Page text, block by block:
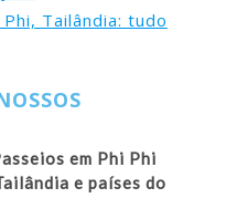
Tailândia: tudo
em Phi Phi
e países do